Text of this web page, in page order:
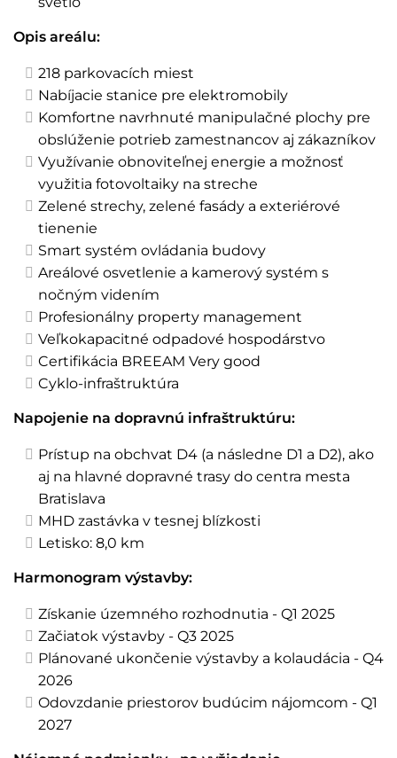
Opis areálu:
218 parkovacích miest
Nabíjacie stanice pre elektromobily
Komfortne navrhnuté manipulačné plochy pre
obslúženie potrieb zamestnancov aj zákazníkov
Využívanie obnoviteľnej energie a možnosť
využitia fotovoltaiky na streche
Zelené strechy, zelené fasády a exteriérové
tienenie
Smart systém ovládania budovy
Areálové osvetlenie a kamerový systém s
nočným videním
Profesionálny property management
Veľkokapacitné odpadové hospodárstvo
Certifikácia BREEAM Very good
Cyklo-infraštruktúra
Napojenie na dopravnú infraštruktúru:
Prístup na obchvat D4 (a následne D1 a D2), ako
aj na hlavné dopravné trasy do centra mesta
Bratislava
MHD zastávka v tesnej blízkosti
Letisko: 8,0 km
Harmonogram výstavby:
Získanie územného rozhodnutia - Q1 2025
Začiatok výstavby - Q3 2025
Plánované ukončenie výstavby a kolaudácia - Q4
2026
Odovzdanie priestorov budúcim nájomcom - Q1
2027